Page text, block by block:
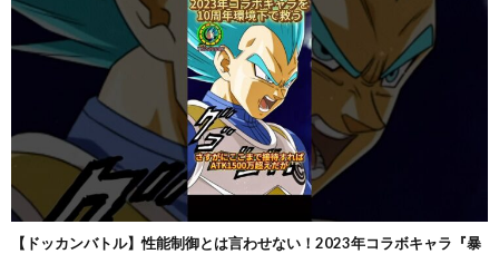
【ドッカンバトル】性能制御とは言わせない！2023年コラボキャラ『暴